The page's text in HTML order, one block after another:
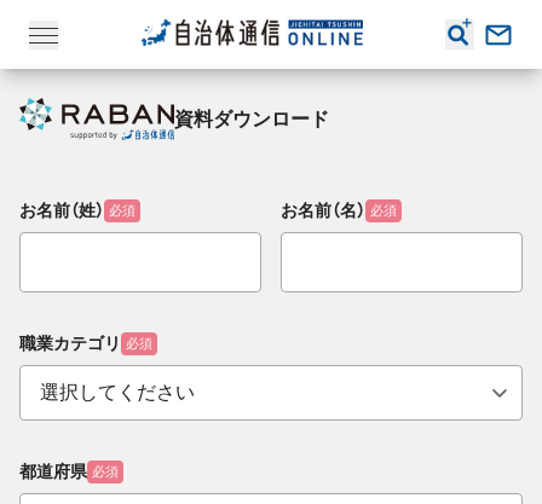
資料ダウンロード
お名前（姓） 必須 お名前（名） 必須
職業カテゴリ 必須
都道府県 必須